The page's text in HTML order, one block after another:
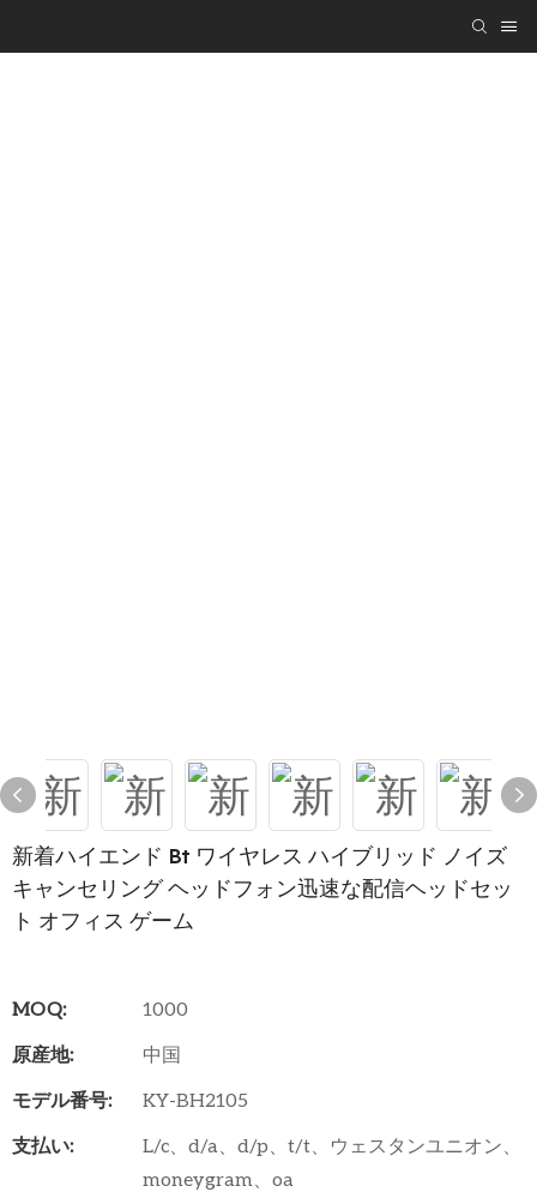
新着ハイエンド Bt ワイヤレス ハイブリッド ノイズ
キャンセリング ヘッドフォン迅速な配信ヘッドセッ
ト オフィス ゲーム
MOQ:
1000
原産地:
中国
モデル番号:
KY-BH2105
支払い:
L/c、d/a、d/p、t/t、ウェスタンユニオン、
moneygram、oa